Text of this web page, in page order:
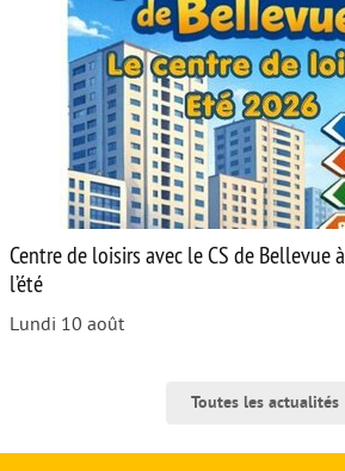
Centre de loisirs avec le CS de Bellevue
l’été
Lundi 10 août
Toutes les actualités